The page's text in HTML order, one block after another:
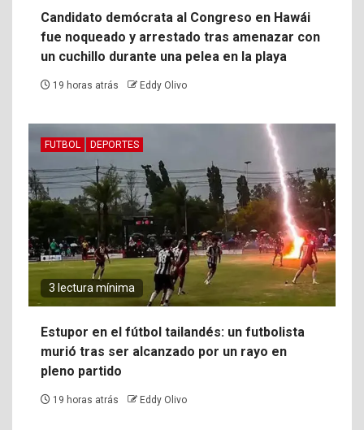
Candidato demócrata al Congreso en Hawái
fue noqueado y arrestado tras amenazar con
un cuchillo durante una pelea en la playa
19 horas atrás Eddy Olivo
FUTBOL DEPORTES
3 lectura mínima
Estupor en el fútbol tailandés: un futbolista
murió tras ser alcanzado por un rayo en
pleno partido
19 horas atrás Eddy Olivo